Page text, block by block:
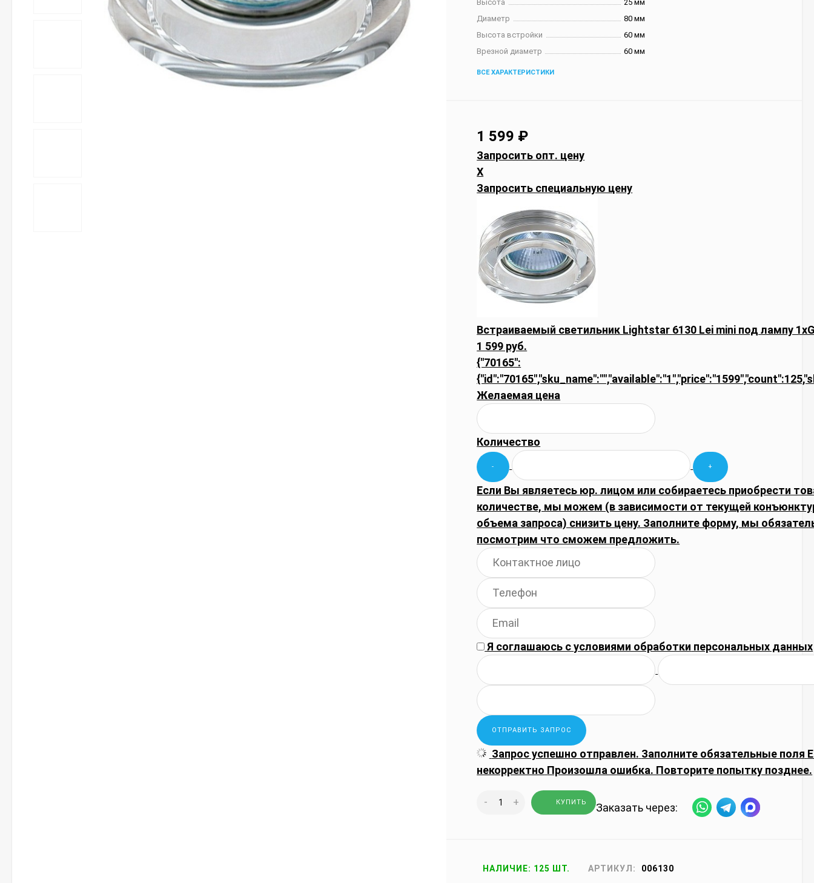
Высота
25 мм
Диаметр
80 мм
Высота встройки
60 мм
Врезной диаметр
60 мм
ВСЕ ХАРАКТЕРИСТИКИ
1 599 ₽
Запросить опт. цену
X
Запросить специальную цену
Встраиваемый светильник Lightstar 6130 Lei mini под лампу
1 599 руб.
{"70165":
Желаемая цена
Количество
Если Вы являетесь юр. лицом или собираетесь приобрести
количестве, мы можем (в зависимости от текущей
объема запроса) снизить цену. Заполните форму, мы
посмотрим что сможем предложить.
Я соглашаюсь сусловиями обработки персональных данных
Запрос успешно отправлен. Заполните обязательные поля
некорректно Произошла ошибка. Повторите попытку позднее.
- + КУПИТЬ Заказать через:
НАЛИЧИЕ: 125 ШТ. АРТИКУЛ: 006130